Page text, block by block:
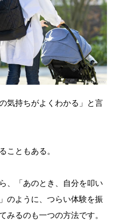
気持ちがよくわかる」と言
こともある。
、「あのとき、自分を叩い
のように、つらい体験を振
みるのも一つの方法です。